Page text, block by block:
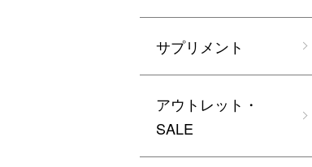
サプリメント
アウトレット・
SALE